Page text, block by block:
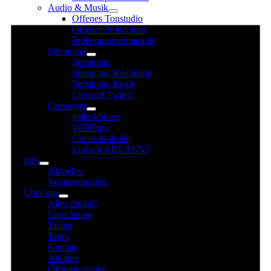
Audio & Musik
Offenes Tonstudio
Offener Proberaum
Proberaumvermietung
Streaming
Streaming
Streaming Redaktion
Streaming Regie
Live auf Twitch
Crossover
#alleskönner
Wahlfang
Circus Koboldi
Einfach KREATIV!
Info
Aktuelles
Veranstaltungen
Über uns
Alles digital?
Einrichtung
Träger
Team
Kontakt
Anfahrt
Öffnungszeiten
31.